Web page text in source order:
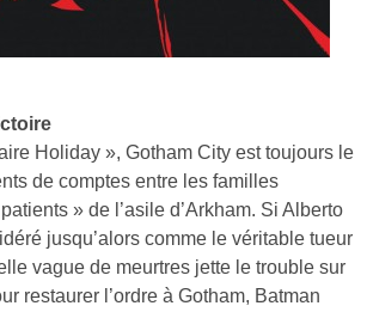
Holiday », Gotham City est toujours le
de comptes entre les familles
» de l’asile d’Arkham. Si Alberto
jusqu’alors comme le véritable tueur
vague de meurtres jette le trouble sur
restaurer l’ordre à Gotham, Batman